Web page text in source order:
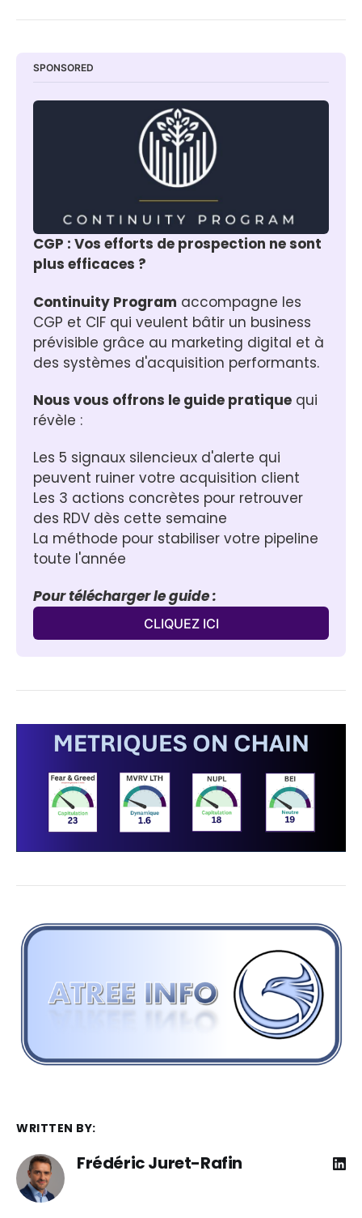
SPONSORED
CGP : Vos efforts de prospection ne sont
plus efficaces ?
Continuity Program accompagne les
CGP et CIF qui veulent bâtir un business
prévisible grâce au marketing digital et à
des systèmes d'acquisition performants.
Nous vous offrons le guide pratique qui
révèle :
Les 5 signaux silencieux d'alerte qui
peuvent ruiner votre acquisition client
Les 3 actions concrètes pour retrouver
des RDV dès cette semaine
La méthode pour stabiliser votre pipeline
toute l'année
Pour télécharger le guide :
CLIQUEZ ICI
WRITTEN BY:
Frédéric Juret-Rafin